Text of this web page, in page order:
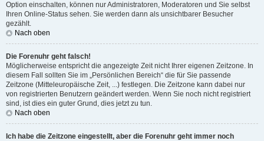
Option einschalten, können nur Administratoren, Moderatoren und Sie selbst
Ihren Online-Status sehen. Sie werden dann als unsichtbarer Besucher
gezählt.
Nach oben
Die Forenuhr geht falsch!
Möglicherweise entspricht die angezeigte Zeit nicht Ihrer eigenen Zeitzone. In
diesem Fall sollten Sie im „Persönlichen Bereich“ die für Sie passende
Zeitzone (Mitteleuropäische Zeit, ...) festlegen. Die Zeitzone kann dabei nur
von registrierten Benutzern geändert werden. Wenn Sie noch nicht registriert
sind, ist dies ein guter Grund, dies jetzt zu tun.
Nach oben
Ich habe die Zeitzone eingestellt, aber die Forenuhr geht immer noch